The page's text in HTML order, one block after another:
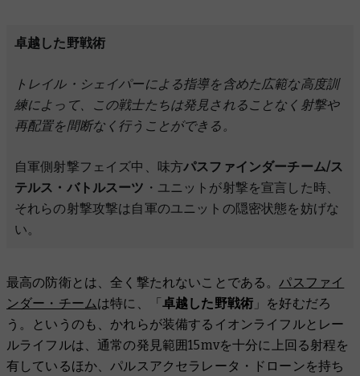
卓越した野戦術
トレイル・シェイパーによる指導を含めた広範な高度訓
練によって、この戦士たちは発見されることなく射撃や
再配置を間断なく行うことができる。
自軍側射撃フェイズ中、味方パスファインダーチーム/ス
テルス・バトルスーツ ・ユニットが射撃を宣言した時、
それらの射撃攻撃は自軍のユニットの隠密状態を妨げな
い。
最高の防衛とは、全く撃たれないことである。 パスファイ
ンダー・チームは特に、「卓越した野戦術 」を好むだろ
う。というのも、かれらが装備するイオンライフルとレー
ルライフルは、通常の発見範囲15mvを十分に上回る射程を
有しているほか、パルスアクセラレータ・ドローンを持ち